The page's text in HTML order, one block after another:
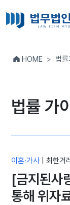
HOME 법
법률 가
이혼·가사|최한겨
[금지된사
통해 위자